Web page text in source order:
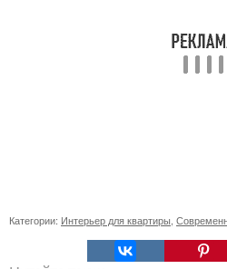
Категории: Интерьер для квартиры